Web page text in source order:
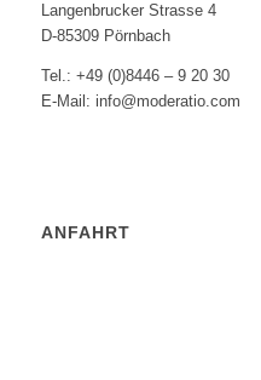
Langenbrucker Strasse 4
D-85309 Pörnbach
Tel.: +49 (0)8446 – 9 20 30
E-Mail: info@moderatio.com
ANFAHRT